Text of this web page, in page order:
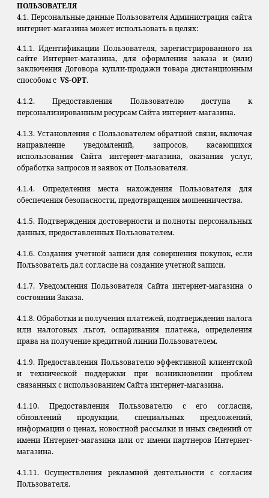
ПОЛЬЗОВАТЕЛЯ
4.1. Персональные данные Пользователя Администрация сайта
интернет-магазина может использовать в целях:
4.1.1. Идентификации Пользователя, зарегистрированного на
сайте Интернет-магазина, для оформления заказа и (или)
заключения Договора купли-продажи товара дистанционным
способом с VS-OPT.
4.1.2. Предоставления Пользователю доступа к
персонализированным ресурсам Сайта интернет-магазина.
4.1.3. Установления с Пользователем обратной связи, включая
направление уведомлений, запросов, касающихся
использования Сайта интернет-магазина, оказания услуг,
обработка запросов и заявок от Пользователя.
4.1.4. Определения места нахождения Пользователя для
обеспечения безопасности, предотвращения мошенничества.
4.1.5. Подтверждения достоверности и полноты персональных
данных, предоставленных Пользователем.
4.1.6. Создания учетной записи для совершения покупок, если
Пользователь дал согласие на создание учетной записи.
4.1.7. Уведомления Пользователя Сайта интернет-магазина о
состоянии Заказа.
4.1.8. Обработки и получения платежей, подтверждения налога
или налоговых льгот, оспаривания платежа, определения
права на получение кредитной линии Пользователем.
4.1.9. Предоставления Пользователю эффективной клиентской
и технической поддержки при возникновении проблем
связанных с использованием Сайта интернет-магазина.
4.1.10. Предоставления Пользователю с его согласия,
обновлений продукции, специальных предложений,
информации о ценах, новостной рассылки и иных сведений от
имени Интернет-магазина или от имени партнеров Интернет-
магазина.
4.1.11. Осуществления рекламной деятельности с согласия
Пользователя.